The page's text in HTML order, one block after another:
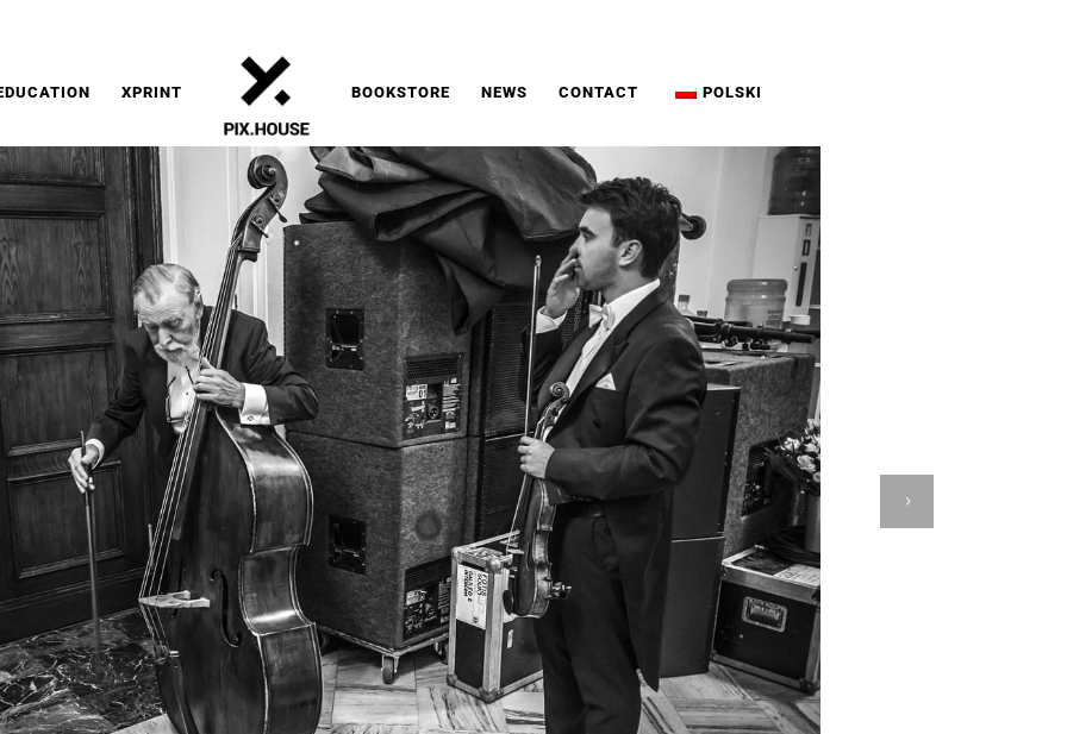
XPRINT BOOKSTORE NEWS CONTACT POLSKI